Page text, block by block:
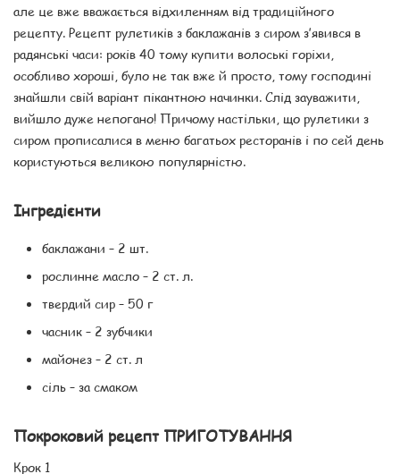
але це вже вважається відхиленням від традиційного
рецепту. Рецепт рулетиків з баклажанів з сиром з’явився в
радянські часи: років 40 тому купити волоські горіхи,
особливо хороші, було не так вже й просто, тому господині
знайшли свій варіант пікантною начинки. Слід зауважити,
вийшло дуже непогано! Причому настільки, що рулетики з
сиром прописалися в меню багатьох ресторанів і по сей день
користуються великою популярністю.
Інгредієнти
баклажани – 2 шт.
рослинне масло – 2 ст. л.
твердий сир – 50 г
часник – 2 зубчики
майонез – 2 ст. л
сіль – за смаком
Покроковий рецепт ПРИГОТУВАННЯ
Крок 1